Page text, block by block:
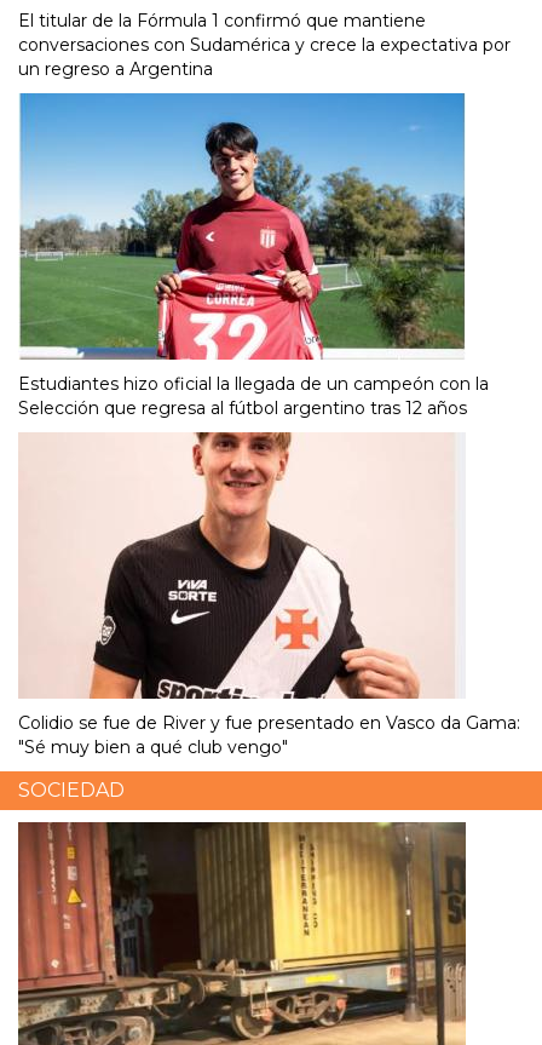
El titular de la Fórmula 1 confirmó que mantiene
conversaciones con Sudamérica y crece la expectativa por
un regreso a Argentina
Estudiantes hizo oficial la llegada de un campeón con la
Selección que regresa al fútbol argentino tras 12 años
Colidio se fue de River y fue presentado en Vasco da Gama:
"Sé muy bien a qué club vengo"
SOCIEDAD